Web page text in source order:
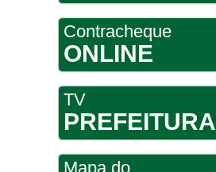
Contracheque
ONLINE
TV
PREFEITURA
Mapa do